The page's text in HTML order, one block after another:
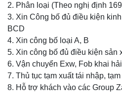
2. Phân loại (Theo nghị định
3. Xin Công bố đủ điều kiện
BCD
4. Xin công bố loại A, B
5. Xin công bố đủ điều kiện sản
6. Vận chuyển Exw, Fob khai
7. Thủ tục tạm xuất tái nhập,
8. Hỗ trợ khách vào các Group